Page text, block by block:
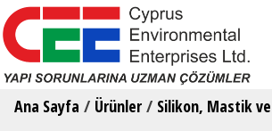
Ana Sayfa / Ürünler / Silikon, Mastik